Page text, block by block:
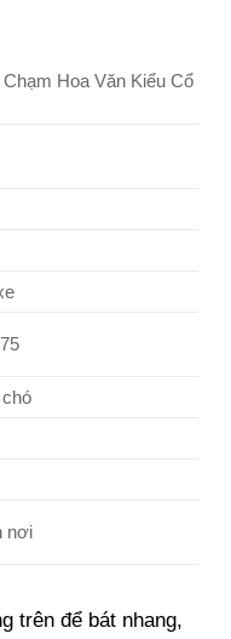
Hoa Văn Kiểu Cổ
nơi
trên để bát nhang,